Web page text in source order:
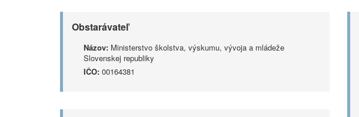
Obstarávateľ
Názov: Ministerstvo školstva, výskumu, vývoja a mládeže
Slovenskej republiky
IČO: 00164381